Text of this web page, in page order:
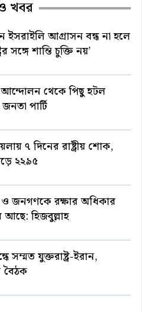
খবর
ইসরাইলি আগ্রাসন বন্ধ না হলে
সঙ্গে শান্তি চুক্তি নয়’
আন্দোলন থেকে পিছু হটল
পার্টি
৭ দিনের রাষ্ট্রীয় শোক,
২২৯৫
জনগণকে রক্ষার অধিকার
হিজবুল্লাহ
সম্মত যুক্তরাষ্ট্র-ইরান,
বৈঠক